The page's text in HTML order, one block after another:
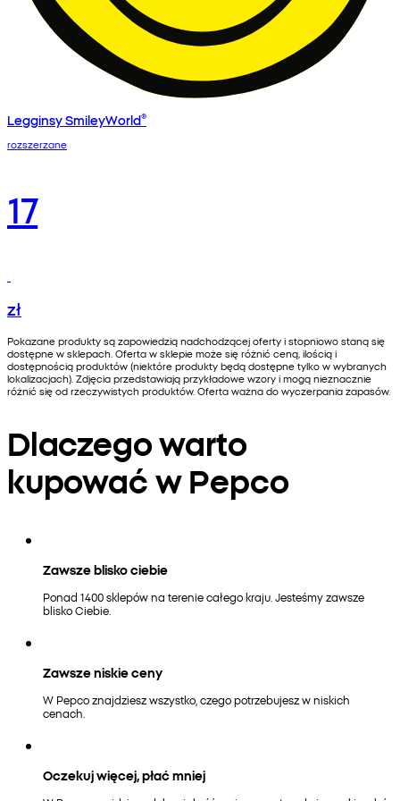
Legginsy SmileyWorld®
rozszerzane
17
zł
Pokazane produkty są zapowiedzią nadchodzącej oferty i stopniowo staną się
dostępne w sklepach. Oferta w sklepie może się różnić ceną, ilością i
dostępnością produktów (niektóre produkty będą dostępne tylko w wybranych
lokalizacjach). Zdjęcia przedstawiają przykładowe wzory i mogą nieznacznie
różnić się od rzeczywistych produktów. Oferta ważna do wyczerpania zapasów.
Dlaczego warto
kupować w Pepco
Zawsze blisko ciebie
Ponad 1400 sklepów na terenie całego kraju. Jesteśmy zawsze
blisko Ciebie.
Zawsze niskie ceny
W Pepco znajdziesz wszystko, czego potrzebujesz w niskich
cenach.
Oczekuj więcej, płać mniej